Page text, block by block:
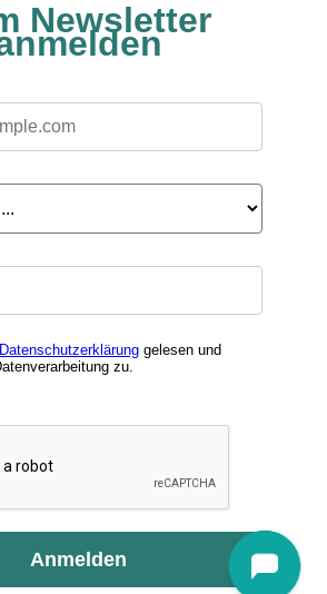
Newsletter
Datenschutzerklärunggelesen und
zu.
Anmelden